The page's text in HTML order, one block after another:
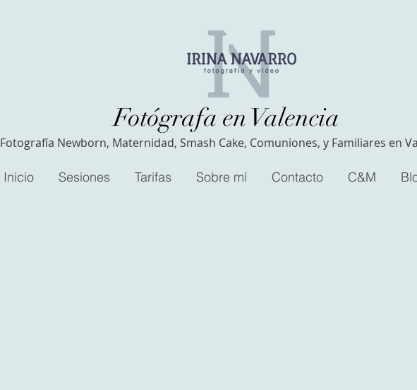
Fotógrafa en Valencia
Fotografía Newborn, Maternidad, Smash Cake, Comuniones, y Familiares en
Inicio Sesiones Tarifas Sobre mí Contacto C&M